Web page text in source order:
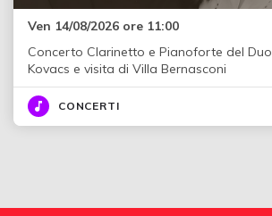
Ven 14/08/2026 ore 11:00
Concerto Clarinetto e Pianoforte del Duo
Kovacs e visita di Villa Bernasconi
CONCERTI